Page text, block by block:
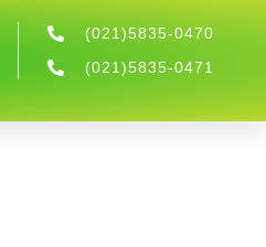
(021)5835-0470
(021)5835-0471